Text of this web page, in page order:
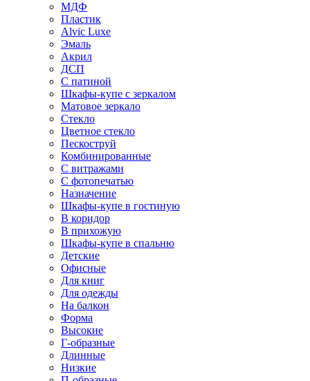
МДФ
Пластик
Alvic Luxe
Эмаль
Акрил
ДСП
С патиной
Шкафы-купе с зеркалом
Матовое зеркало
Стекло
Цветное стекло
Пескоструй
Комбинированные
С витражами
С фотопечатью
Назначение
Шкафы-купе в гостиную
В коридор
В прихожую
Шкафы-купе в спальню
Детские
Офисные
Для книг
Для одежды
На балкон
Форма
Высокие
Г-образные
Длинные
Низкие